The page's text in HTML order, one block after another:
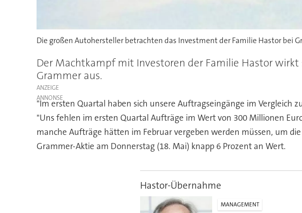
Die großen Autohersteller betrachten das Investment der Familie Hastor bei
Der Machtkampf mit Investoren der Familie Hastor
Grammer aus.
ANZEIGE
"Im ersten Quartal haben sich unsere Auftragseingänge im Vergleich
"Uns fehlen im ersten Quartal Aufträge im Wert von 300 Millionen
manche Aufträge hätten im Februar vergeben werden müssen, um
Grammer-Aktie am Donnerstag (18. Mai) knapp 6 Prozent an Wert.
Hastor-Übernahme
MANAGEMENT